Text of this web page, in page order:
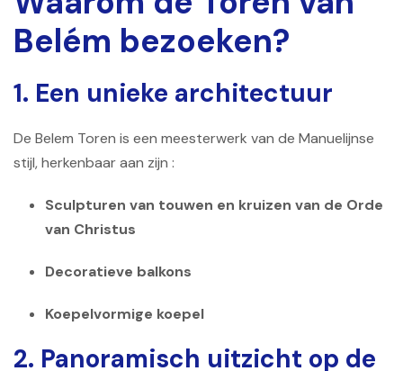
Belém bezoeken?
1. Een unieke architectuur
De Belem Toren is een meesterwerk van de Manuelijnse
stijl, herkenbaar aan zijn :
Sculpturen van touwen en kruizen van de Orde
van Christus
Decoratieve balkons
Koepelvormige koepel
2. Panoramisch uitzicht op de